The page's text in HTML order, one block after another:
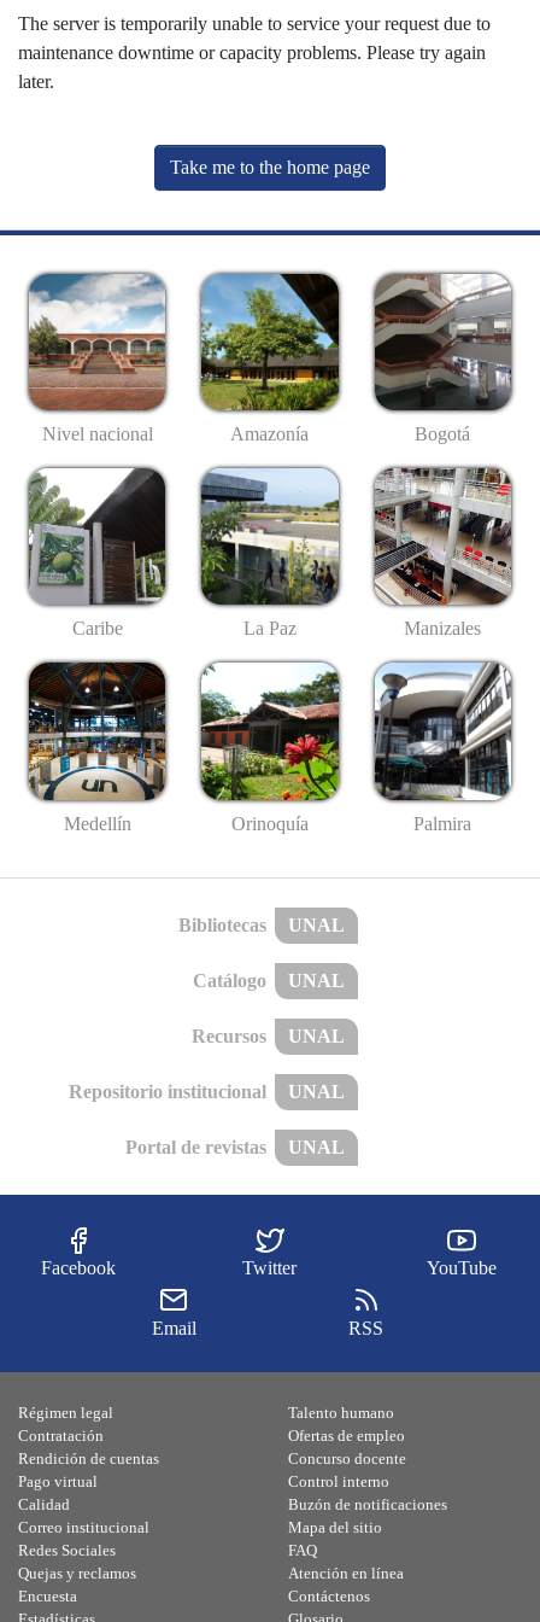
The server is temporarily unable to service your request due to
maintenance downtime or capacity problems. Please try again
later.
Take me to the home page
Nivel nacional Amazonía Bogotá
Caribe La Paz Manizales
Medellín Orinoquía Palmira
Bibliotecas UNAL
Catálogo UNAL
Recursos UNAL
Repositorio institucional UNAL
Portal de revistas UNAL
Facebook Twitter YouTube
Email RSS
Régimen legal
Contratación
Rendición de cuentas
Pago virtual
Calidad
Talento humano
Ofertas de empleo
Concurso docente
Control interno
Buzón de notificaciones
Correo institucional
Redes Sociales
Quejas y reclamos
Encuesta
Mapa del sitio
FAQ
Atención en línea
Contáctenos